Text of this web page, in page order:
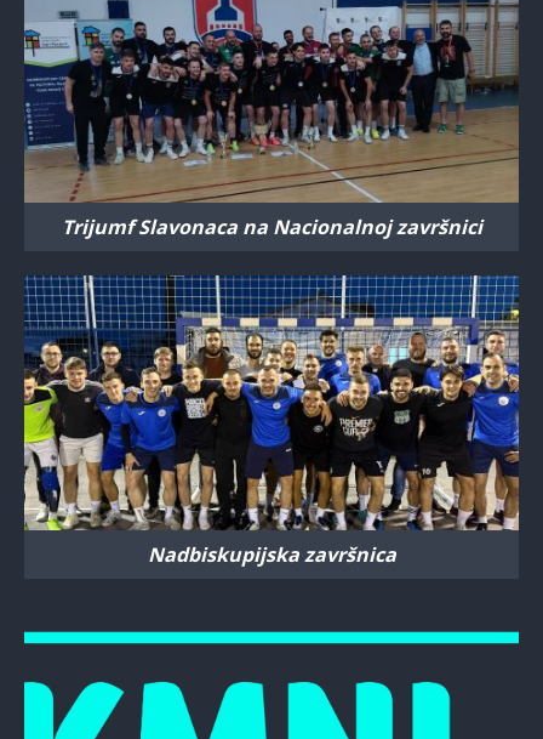
Trijumf Slavonaca na Nacionalnoj završnici
Nadbiskupijska završnica